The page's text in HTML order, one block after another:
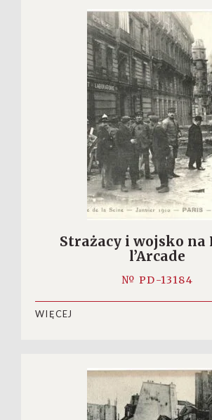
Strażacy i wojsko na
l’Arcade
№ PD-13184
WIĘCEJ